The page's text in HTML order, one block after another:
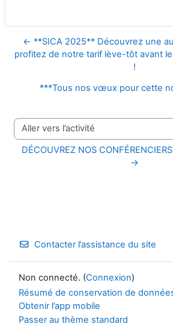
← **SICA 2025** Découvrez une
profitez de notre tarif lève-tôt avant
!
***Tous nos vœux pour cette
Aller vers l’activité
DÉCOUVREZ NOS
→
Contacter l’assistance du site
Non connecté. (Connexion)
Résumé de conservation de
Obtenir l’app mobile
Passer au thème standard